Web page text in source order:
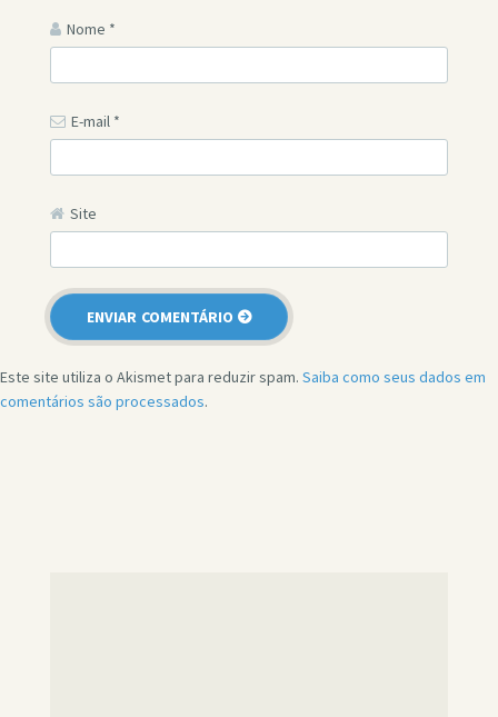
Nome *
E-mail *
Site
Este site utiliza o Akismet para reduzir spam. Saiba como seus dados em
comentários são processados.